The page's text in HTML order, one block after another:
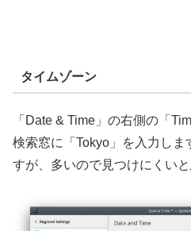
タイムゾーン
「Date & Time」の右側の「
検索窓に「Tokyo」を入力し
すが、多いので見つけにくいと